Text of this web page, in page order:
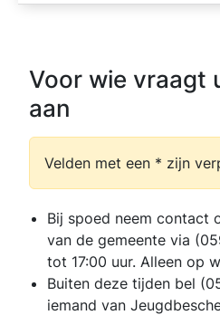
Voor wie vraagt
aan
Velden met een * zijn
Bij spoed neem contact
van de gemeente via
tot 17:00 uur. Alleen op
Buiten deze tijden bel
iemand van